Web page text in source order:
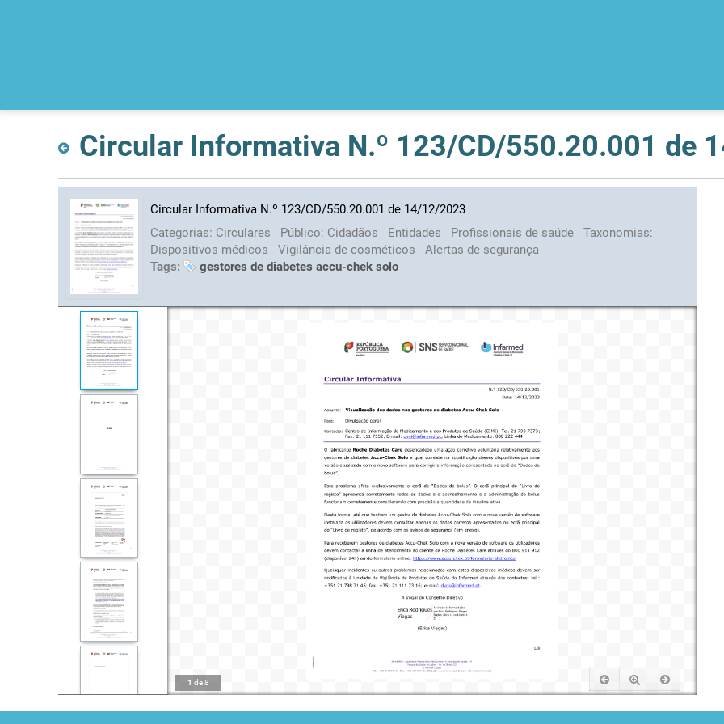
Circular Informativa N.º 123/CD/550.20.001 de
Circular Informativa N.º 123/CD/550.20.001 de 14/12/2023
Categorias: Circulares Público: Cidadãos Entidades Profissionais de saúde
Taxonomias:
Dispositivos médicos
Vigilância de cosméticos
Alertas de segurança
Tags:
gestores de diabetes accu-chek solo
1 de8